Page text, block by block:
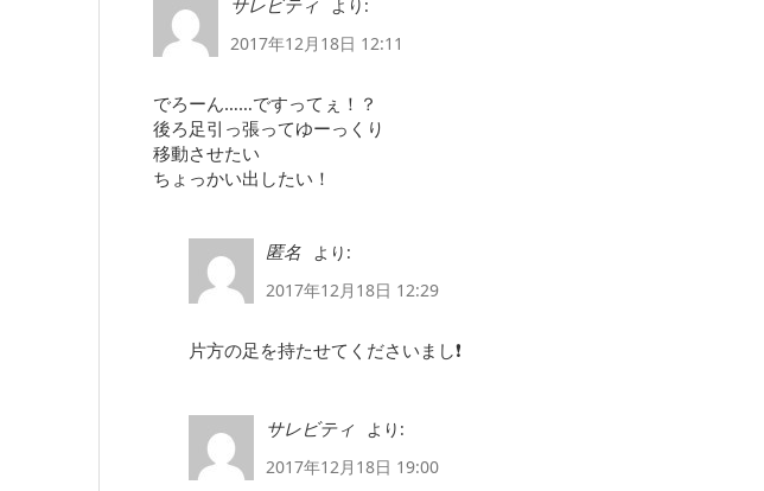
サレビティ
より:
2017年12月18日 12:11
でろーん……ですってぇ！？
後ろ足引っ張ってゆーっくり
移動させたい
ちょっかい出したい！
匿名
より:
2017年12月18日 12:29
片方の足を持たせてくださいまし❗
サレビティ
より:
2017年12月18日 19:00